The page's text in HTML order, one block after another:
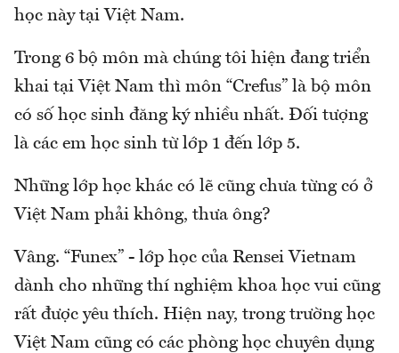
học này tại Việt Nam.
Trong 6 bộ môn mà chúng tôi hiện đang triển
khai tại Việt Nam thì môn “Crefus” là bộ môn
có số học sinh đăng ký nhiều nhất. Đối tượng
là các em học sinh từ lớp 1 đến lớp 5.
Những lớp học khác có lẽ cũng chưa từng có ở
Việt Nam phải không, thưa ông?
Vâng. “Funex” - lớp học của Rensei Vietnam
dành cho những thí nghiệm khoa học vui cũng
rất được yêu thích. Hiện nay, trong trường học
Việt Nam cũng có các phòng học chuyên dụng